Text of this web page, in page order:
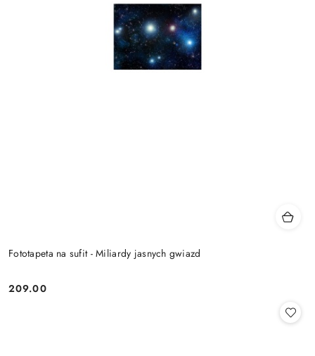
Fototapeta na sufit - Miliardy jasnych gwiazd
Cena:
209.00